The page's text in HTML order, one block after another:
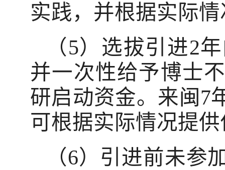
实践，并根据实际
（5）选拔引进2
并一次性给予博士
研启动资金。来闽7
可根据实际情况提
（6）引进前未参